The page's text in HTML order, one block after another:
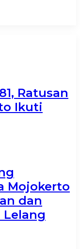
Ratusan
Ikuti
Mojokerto
dan